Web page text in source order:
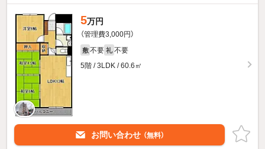
5万円
（管理費3,000円）
敷 不要 礼 不要
5階 / 3LDK / 60.6㎡
お問い合わせ （無料）